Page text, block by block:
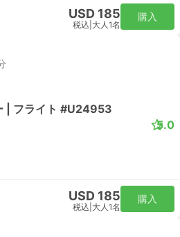
USD 185
税込 大人1名
購入
| フライト #U24953
5.0
USD 185
税込 大人1名
購入